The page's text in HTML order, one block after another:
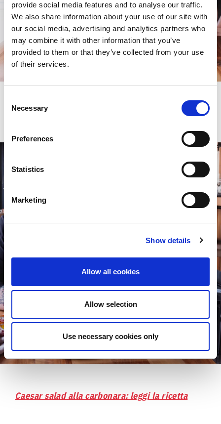
provide social media features and to analyse our traffic.
We also share information about your use of our site with
our social media, advertising and analytics partners who
may combine it with other information that you’ve
provided to them or that they’ve collected from your use
of their services.
Selection
Necessary
Preferences
Statistics
Marketing
Show details
Allow all cookies
Allow selection
Use necessary cookies only
Uovo alla carbonara: leggi la ricetta
Caesar salad alla carbonara: leggi la ricetta